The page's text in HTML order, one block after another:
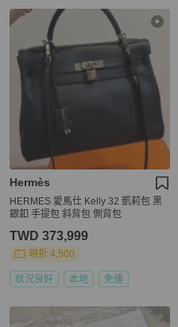
Hermès
HERMES 愛馬仕 Kelly 32 凱莉包 黑
銀釦 手提包 斜背包 側背包
TWD 373,999
現折 4,500
狀況良好 本地 免運